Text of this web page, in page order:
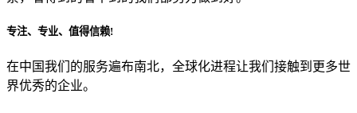
专注、专业、值得信赖!
在中国我们的服务遍布南北，全球化进程让我们接触到更多世
界优秀的企业。